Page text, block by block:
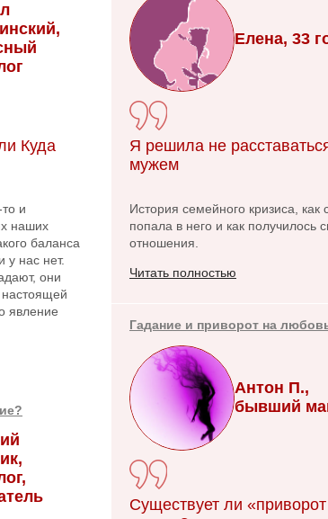
Куда
и
наших
баланса
у нас нет.
они
явление
Елена, 33
Я решила не
мужем
История семейного кризиса, как
попала в него и как получилось
отношения.
Читать полностью
Гадание и приворот на
Антон П.,
бывший
Существует ли